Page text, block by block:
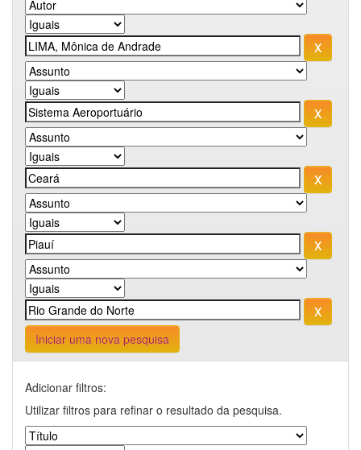
Iniciar uma nova pesquisa
Adicionar filtros:
Utilizar filtros para refinar o resultado da pesquisa.